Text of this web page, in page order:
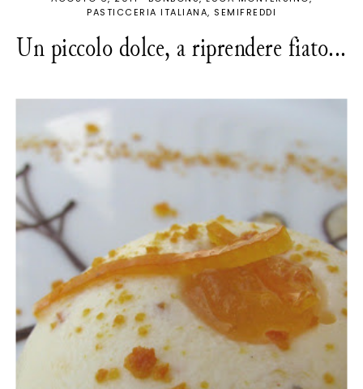
PASTICCERIA ITALIANA
SEMIFREDDI
Un piccolo dolce, a riprendere fiato...